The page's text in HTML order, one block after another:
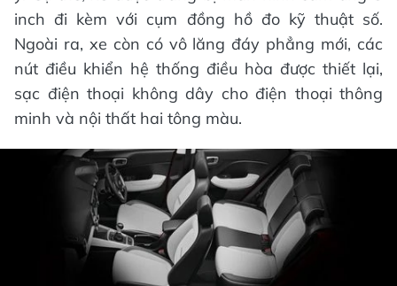
inch đi kèm với cụm đồng hồ đo kỹ thuật số.
Ngoài ra, xe còn có vô lăng đáy phẳng mới, các
nút điều khiển hệ thống điều hòa được thiết lại,
sạc điện thoại không dây cho điện thoại thông
minh và nội thất hai tông màu.